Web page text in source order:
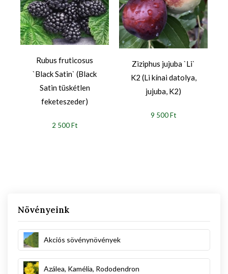
Növényeink
Akciós sövénynövények
Azálea, Kamélia, Rododendron
Rubus fruticosus
`Black Satin` (Black
Satin tüskétlen
feketeszeder)
2 500 Ft
Ziziphus jujuba `Li`
K2 (Li kínai datolya,
jujuba, K2)
9 500 Ft